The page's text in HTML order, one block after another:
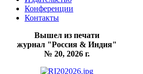
Конференции
Контакты
Вышел из печати
журнал "Россия & Индия"
№ 20, 2026 г.